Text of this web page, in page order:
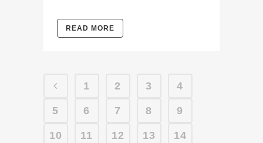
READ MORE
1 2 3 4
5 6 7 8 9
10 11 12 13 14